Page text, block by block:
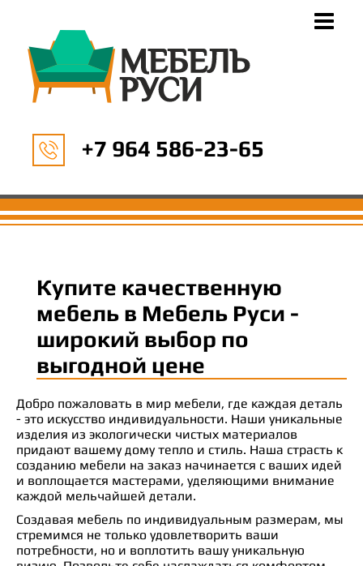
+7 964 586-23-65
Купите качественную
мебель в Мебель Руси -
широкий выбор по
выгодной цене
Добро пожаловать в мир мебели, где каждая деталь
- это искусство индивидуальности. Наши уникальные
изделия из экологически чистых материалов
придают вашему дому тепло и стиль. Наша страсть к
созданию мебели на заказ начинается с ваших идей
и воплощается мастерами, уделяющими внимание
каждой мельчайшей детали.
Создавая мебель по индивидуальным размерам, мы
стремимся не только удовлетворить ваши
потребности, но и воплотить вашу уникальную